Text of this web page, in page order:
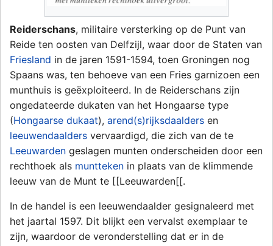
Reiderschans, militaire versterking op de Punt van
Reide ten oosten van Delfzijl, waar door de Staten van
Friesland in de jaren 1591-1594, toen Groningen nog
Spaans was, ten behoeve van een Fries garnizoen een
munthuis is geëxploiteerd. In de Reiderschans zijn
ongedateerde dukaten van het Hongaarse type
(Hongaarse dukaat), arend(s)rijksdaalders en
leeuwendaalders vervaardigd, die zich van de te
Leeuwarden geslagen munten onderscheiden door een
rechthoek als muntteken in plaats van de klimmende
leeuw van de Munt te [[Leeuwarden[[.
In de handel is een leeuwendaalder gesignaleerd met
het jaartal 1597. Dit blijkt een vervalst exemplaar te
zijn, waardoor de veronderstelling dat er in de